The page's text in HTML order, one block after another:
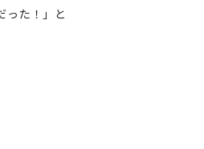
った！」と